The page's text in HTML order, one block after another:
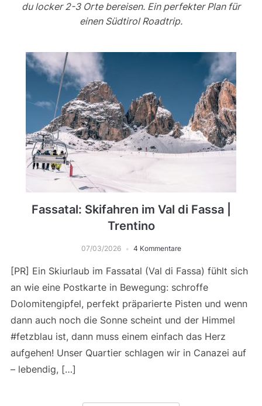
du locker 2-3 Orte bereisen. Ein perfekter Plan für
einen Südtirol Roadtrip.
Fassatal: Skifahren im Val di Fassa |
Trentino
07/03/2026 4 Kommentare
[PR] Ein Skiurlaub im Fassatal (Val di Fassa) fühlt sich
an wie eine Postkarte in Bewegung: schroffe
Dolomitengipfel, perfekt präparierte Pisten und wenn
dann auch noch die Sonne scheint und der Himmel
#fetzblau ist, dann muss einem einfach das Herz
aufgehen! Unser Quartier schlagen wir in Canazei auf
– lebendig, […]